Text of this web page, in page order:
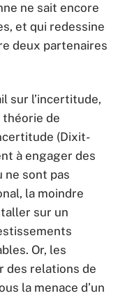
ne sait encore
et qui redessine
deux partenaires
sur l’incertitude,
théorie de
(Dixit-
à engager des
ne sont pas
la moindre
sur un
Or, les
des relations de
la menace d’un